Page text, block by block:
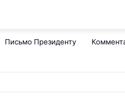
Письмо Президенту